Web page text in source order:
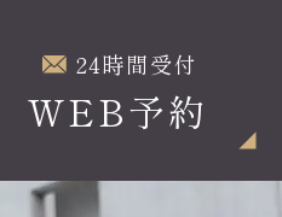
24時間受付
WEB予約